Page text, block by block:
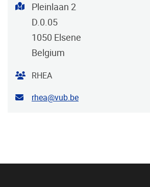
Address
Pleinlaan 2
D.0.05
1050 Elsene
Belgium
Organiser
RHEA
Contact email address
rhea@vub.be